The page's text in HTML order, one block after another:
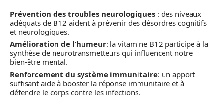
Prévention des troubles neurologiques : des niveaux
adéquats de B12 aident à prévenir des désordres cognitifs
et neurologiques.
Amélioration de l’humeur: la vitamine B12 participe à la
synthèse de neurotransmetteurs qui influencent notre
bien-être mental.
Renforcement du système immunitaire: un apport
suffisant aide à booster la réponse immunitaire et à
défendre le corps contre les infections.